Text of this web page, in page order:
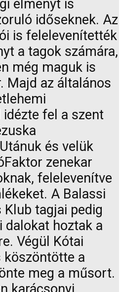
élményt is
időseknek. Az
is felelevenítették
a tagok számára,
még maguk is
Majd az általános
fel a szent
és velük
zenekar
felelevenítve
A Balassi
tagjai pedig
dalokat hoztak a
Végül Kótai
köszöntötte a
meg a műsort.